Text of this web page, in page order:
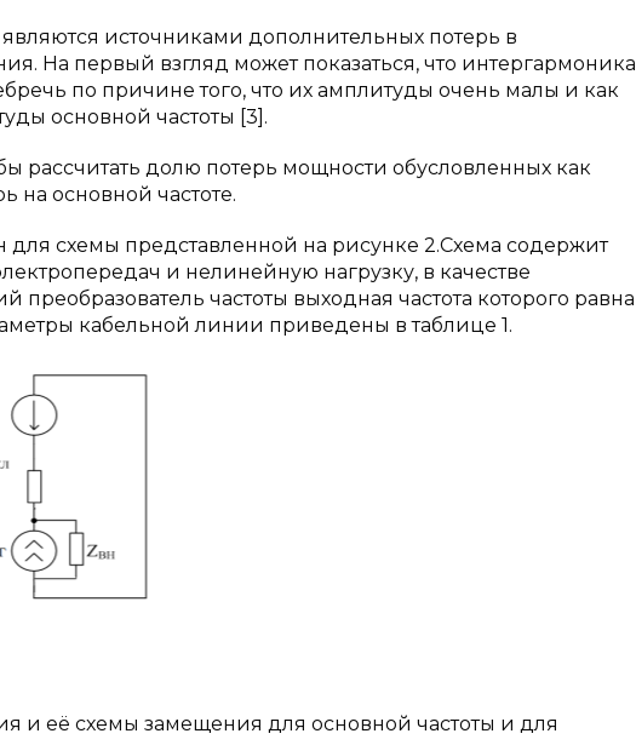
источниками дополнительных потерь в
На первый взгляд может показаться, что интергармоника
по причине того, что их амплитуды очень малы и как
основной частоты [3].
рассчитать долю потерь мощности обусловленных как
на основной частоте.
схемы представленной на рисунке 2.Схема содержит
и нелинейную нагрузку, в качестве
преобразователь частоты выходная частота которого равна
кабельной линии приведены в таблице 1.
и её схемы замещения для основной частоты и для